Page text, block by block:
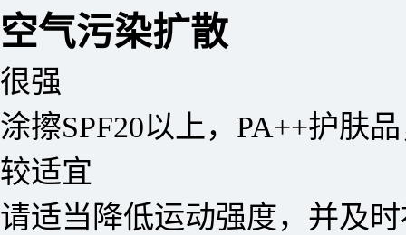
空气污染扩散
很强
涂擦SPF20以上，PA++护肤
较适宜
请适当降低运动强度，并及